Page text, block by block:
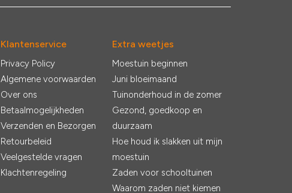
Klantenservice
Privacy Policy
Algemene voorwaarden
Over ons
Betaalmogelijkheden
Verzenden en Bezorgen
Retourbeleid
Veelgestelde vragen
Klachtenregeling
Extra weetjes
Moestuin beginnen
Juni bloeimaand
Tuinonderhoud in de zomer
Gezond, goedkoop en
duurzaam
Hoe houd ik slakken uit mijn
moestuin
Zaden voor schooltuinen
Waarom zaden niet kiemen